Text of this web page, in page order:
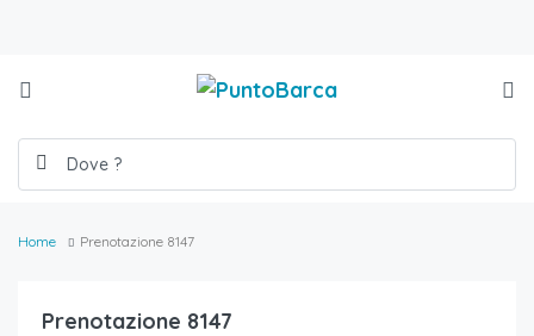
Home Prenotazione 8147
Prenotazione 8147